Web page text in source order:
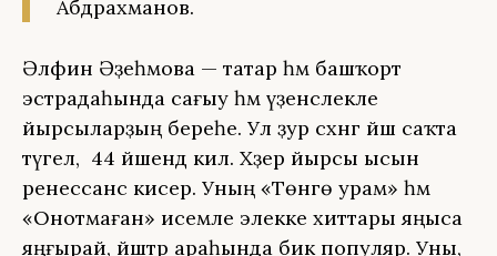
Абдрахманов.
Әлфинә Әҙеһәмова — татар һәм башҡорт
эстрадаһында сағыу һәм үҙенсәлекле
йырсыларҙың береһе. Ул ҙур сәхнәгә йәш саҡта
түгел, ә 44 йәшендә килә. Хәҙер йырсы ысын
ренессанс кисерә. Уның «Төнгө урам» һәм
«Онотмаған» исемле элекке хиттары яңыса
яңғырай, йәштәр араһында бик популяр. Уны,